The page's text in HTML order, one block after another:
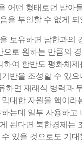
어떤 형태로던 받아
을 부인할 수 없게 되
보유하면 남한과의
으로 원하는 만큼의
하여 한반도 평화체제
반을 조성할 수 있
하면 재래식 병력과
대한 자원을 핵이라
는데 일부 사용하고
된다면 북한경제는
있을 것으로도 기대